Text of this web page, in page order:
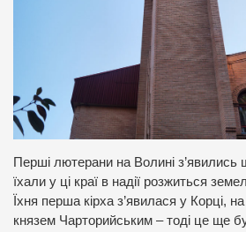
Перші лютерани на Волині з’явились
їхали у ці краї в надії розжиться
Їхня перша кірха з’явилася у Корці,
князем Чарторийським – тоді це ще